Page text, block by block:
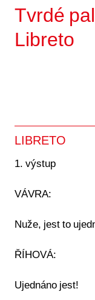
Tvrdé
Libreto
LIBRETO
1. výstup
VÁVRA:
Nuže, jest to
ŘÍHOVÁ:
Ujednáno jest!